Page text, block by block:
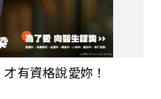
星野集團」機加酒旅費不用
回5大奢華行程亮點總整理
有資格說愛妳！